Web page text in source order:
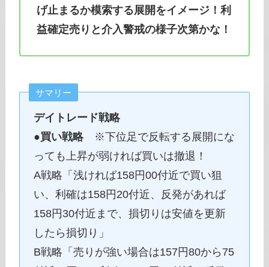
げ止まるか模索する展開をイメージ！利
益確定売りと介入警戒の様子次第かな！
サマリー
デイトレード戦略
●買い戦略※下位足で反転する展開にな
っても上昇が弱ければ買いは撤退！
A戦略「浅ければ158円00付近で買い狙
い、利確は158円20付近、反発があれば
158円30付近まで、損切りは安値を更新
したら損切り」
B戦略「売りが強い場合は157円80から75